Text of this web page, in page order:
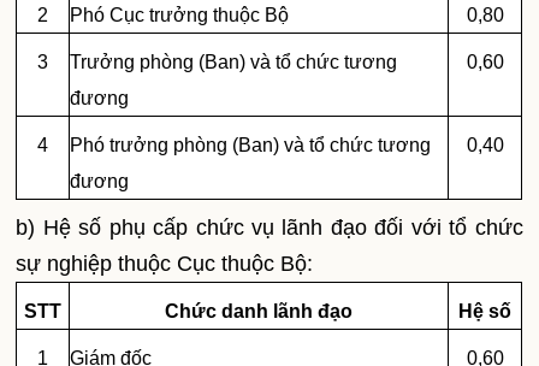
2 Phó Cục trưởng thuộc Bộ 0,80
3
Trưởng phòng (Ban) và tổ chức tương
đương
0,60
4
Phó trưởng phòng (Ban) và tổ chức tương
đương
0,40
b) Hệ số phụ cấp chức vụ lãnh đạo đối với tổ chức
sự nghiệp thuộc Cục thuộc Bộ:
STT Chức danh lãnh đạo Hệ số
1 Giám đốc 0,60